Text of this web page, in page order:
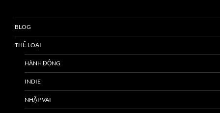
BLOG
THỂ LOẠI
HÀNH ĐỘNG
INDIE
NHẬP VAI